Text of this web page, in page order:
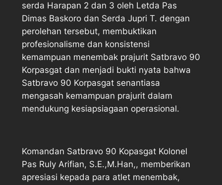
serda Harapan 2 dan 3 oleh Letda Pas
Dimas Baskoro dan Serda Jupri T. dengan
perolehan tersebut, membuktikan
profesionalisme dan konsistensi
kemampuan menembak prajurit Satbravo 90
Korpasgat dan menjadi bukti nyata bahwa
Satbravo 90 Korpasgat senantiasa
mengasah kemampuan prajurit dalam
mendukung kesiapsiagaan operasional.
Komandan Satbravo 90 Kopasgat Kolonel
Pas Ruly Arifian, S.E.,M.Han,, memberikan
apresiasi kepada para atlet menembak,